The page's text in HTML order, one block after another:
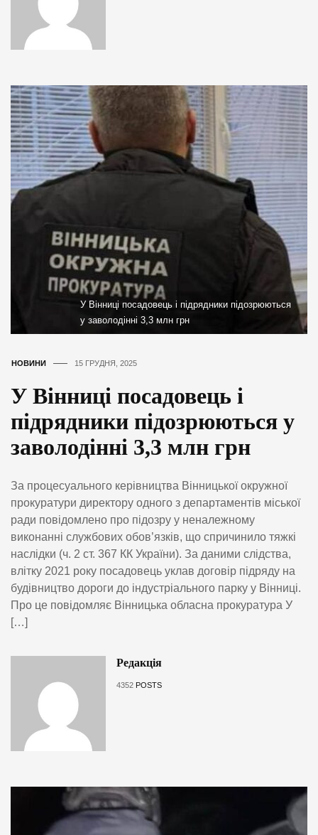
У Вінниці посадовець і підрядники підозрюються
у заволодінні 3,3 млн грн
НОВИНИ 15 ГРУДНЯ, 2025
У Вінниці посадовець і
підрядники підозрюються у
заволодінні 3,3 млн грн
За процесуального керівництва Вінницької окружної
прокуратури директору одного з департаментів міської
ради повідомлено про підозру у неналежному
виконанні службових обов’язків, що спричинило тяжкі
наслідки (ч. 2 ст. 367 КК України). За даними слідства,
влітку 2021 року посадовець уклав договір підряду на
будівництво дороги до індустріального парку у Вінниці.
Про це повідомляє Вінницька обласна прокуратура У
[…]
Редакція
4352 POSTS